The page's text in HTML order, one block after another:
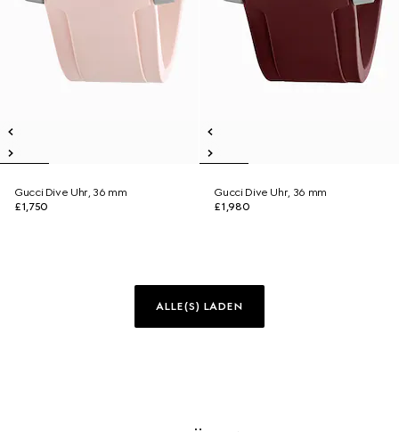
Gucci Dive Uhr, 36 mm
£1,750
Gucci Dive Uhr, 36 mm
£1,980
ALLE(S) LADEN